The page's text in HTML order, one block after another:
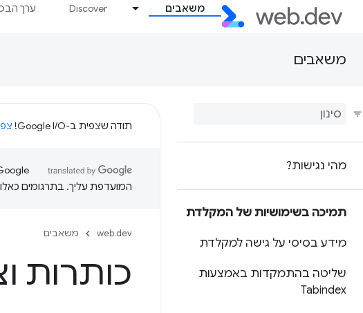
משאבים Discover ערך
משאבים
מהי נגישות?
תמיכה בשימושיות של המקלדת
מידע בסיסי על גישה למקלדת
שליטה בהתמקדות באמצעות
Tabindex
תודה שצפית ב-Google I/O!
המועדפת עליך. בתרגומים כאלו
web.dev משאבים
כותרות